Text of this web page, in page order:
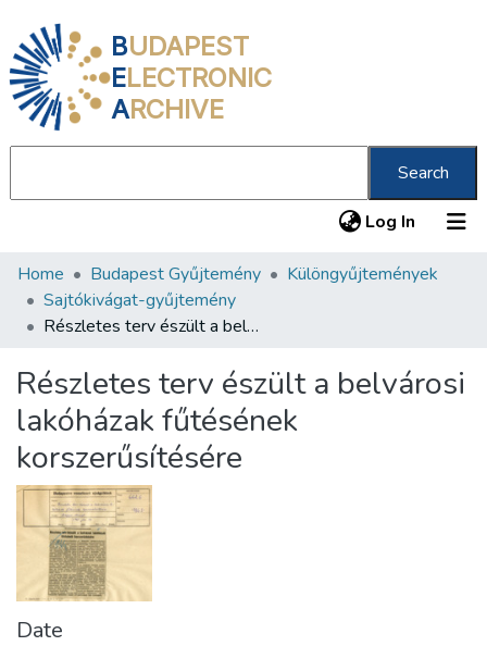
BUDAPEST
ELECTRONIC
ARCHIVE
Search
Log In (current)
Communities & Collections
All of DSpace
About us
Home Budapest Gyűjtemény
Különgyűjtemények
Sajtókivágat-gyűjtemény
Részletes terv észült a belvárosi lakóházak fűtésének korszerűsítésére
Részletes terv észült a belvárosi
lakóházak fűtésének
korszerűsítésére
Date